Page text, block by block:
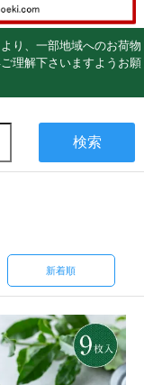
り、一部地域へのお荷物
理解下さいますようお願
検索
新着順